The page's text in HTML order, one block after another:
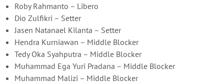
Roby Rahmanto – Libero
Dio Zulfikri – Setter
Jasen Natanael Kilanta – Setter
Hendra Kurniawan – Middle Blocker
Tedy Oka Syahputra – Middle Blocker
Muhammad Ega Yuri Pradana – Middle Blocker
Muhammad Malizi – Middle Blocker